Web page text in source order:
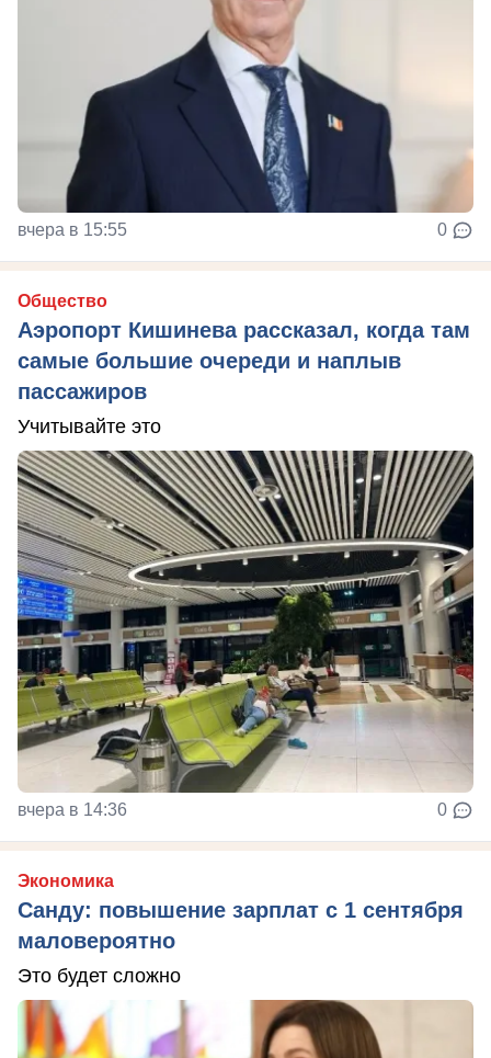
вчера в 15:55 0
Общество
Аэропорт Кишинева рассказал, когда там
самые большие очереди и наплыв
пассажиров
Учитывайте это
вчера в 14:36 0
Экономика
Санду: повышение зарплат с 1 сентября
маловероятно
Это будет сложно